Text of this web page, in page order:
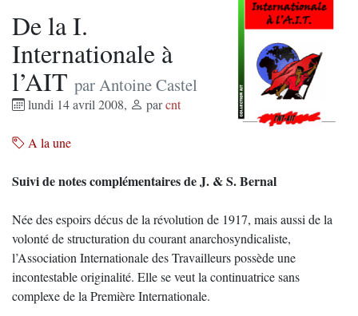
De la I.
Internationale à
l’AIT par Antoine Castel
lundi 14 avril 2008, parcnt
A la une
Suivi de notes complémentaires de J. & S. Bernal
Née des espoirs décus de la révolution de 1917, mais aussi de la
volonté de structuration du courant anarchosyndicaliste,
l’Association Internationale des Travailleurs possède une
incontestable originalité. Elle se veut la continuatrice sans
complexe de la Première Internationale.